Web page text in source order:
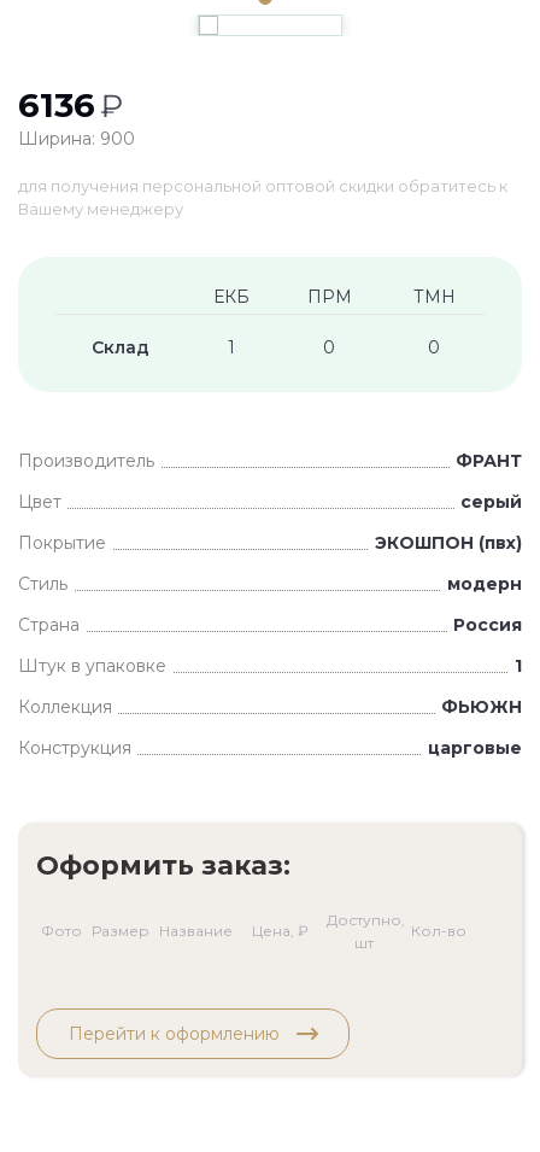
6136₽
Ширина: 900
для получения персональной оптовой скидки обратитесь к
Вашему менеджеру
ЕКБ ПРМ ТМН
Склад 1 0 0
Производитель
ФРАНТ
Цвет
серый
Покрытие
ЭКОШПОН (пвх)
Стиль
модерн
Страна
Россия
Штук в упаковке
1
Коллекция
ФЬЮЖН
Конструкция
царговые
Оформить заказ:
Фото Размер Название Цена, ₽
Доступно,
шт
Кол-во
Перейти к оформлению